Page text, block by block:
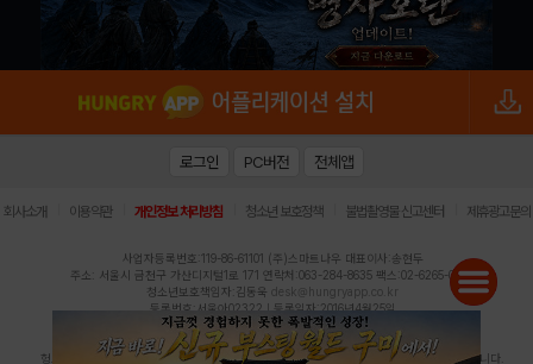
로그인 PC버전 전체앱
회사소개 이용약관 개인정보 처리방침 청소년 보호정책 불법촬영물 신고센터 제휴광고문의
사업자등록번호:119-86-61101 (주)스마트나우 대표이사:송현두
주소: 서울시 금천구 가산디지털1로 171 연락처:063-284-8635 팩스:02-6265-0377
청소년보호책임자:김동욱 desk@hungryapp.co.kr
등록번호:서울아02322 | 등록일자:2016년4월25일
발행인:(주)스마트나우 송현두 | 편집인:김동욱
헝그리앱의 콘텐츠 및 기사는 저작권법의 보호를 받으므로, 무단 전재, 복사, 배포 등을 금합니다.